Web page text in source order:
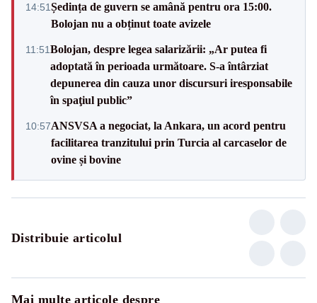
14:51Ședința de guvern se amână pentru ora 15:00.
Bolojan nu a obținut toate avizele
11:51Bolojan, despre legea salarizării: „Ar putea fi
adoptată în perioada următoare. S-a întârziat
depunerea din cauza unor discursuri iresponsabile
în spaţiul public”
10:57ANSVSA a negociat, la Ankara, un acord pentru
facilitarea tranzitului prin Turcia al carcaselor de
ovine și bovine
Distribuie articolul
Mai multe articole despre